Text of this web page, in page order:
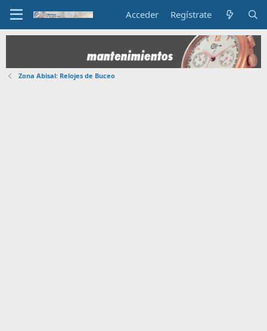
Acceder Regístrate
Zona Abisal: Relojes de Buceo